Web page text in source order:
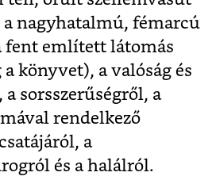
a nagyhatalmú, fémarcú
fent említett látomás
könyvet), a valóság és
sorsszerűségről, a
rendelkező
a
és a halálról.